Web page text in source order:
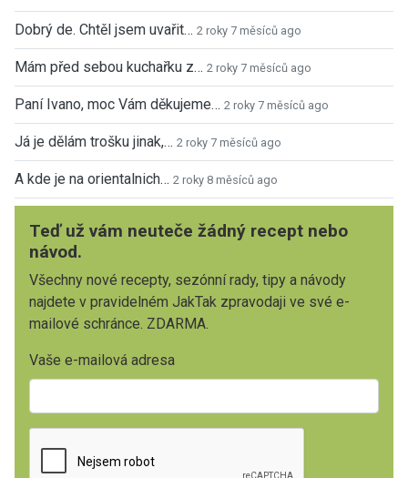
Dobrý de. Chtěl jsem uvařit… 2 roky 7 měsíců ago
Mám před sebou kuchařku z… 2 roky 7 měsíců ago
Paní Ivano, moc Vám děkujeme… 2 roky 7 měsíců ago
Já je dělám trošku jinak,… 2 roky 7 měsíců ago
A kde je na orientalnich… 2 roky 8 měsíců ago
Teď už vám neuteče žádný recept nebo
návod.
Všechny nové recepty, sezónní rady, tipy a návody
najdete v pravidelném JakTak zpravodaji ve své e-
mailové schránce. ZDARMA.
Vaše e-mailová adresa